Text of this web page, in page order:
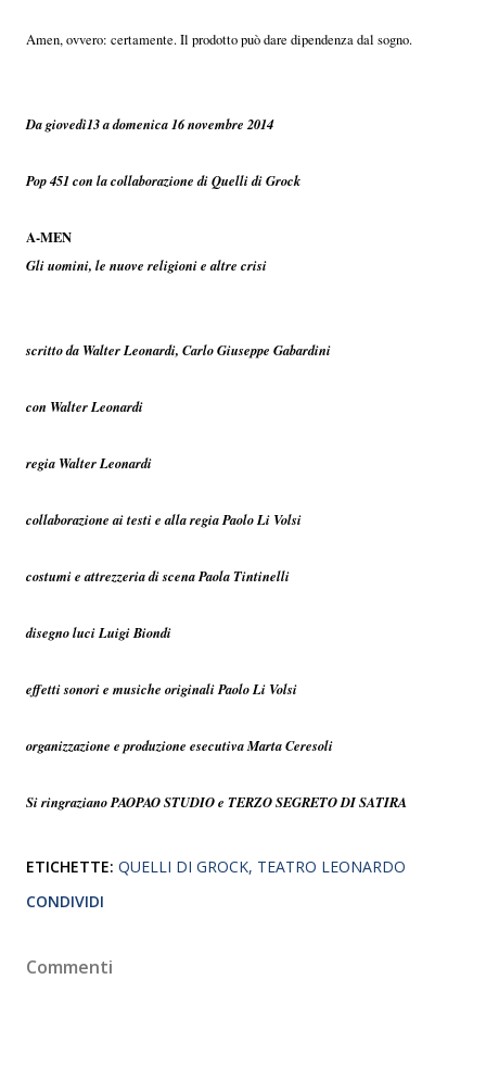
Amen, ovvero: certamente. Il prodotto può dare dipendenza dal sogno.
Da giovedì13 a domenica 16 novembre 2014
Pop 451 con la collaborazione di Quelli di Grock
A-MEN
Gli uomini, le nuove religioni e altre crisi
scritto da Walter Leonardi, Carlo Giuseppe Gabardini
con Walter Leonardi
regia Walter Leonardi
collaborazione ai testi e alla regia Paolo Li Volsi
costumi e attrezzeria di scena Paola Tintinelli
disegno luci Luigi Biondi
effetti sonori e musiche originali Paolo Li Volsi
organizzazione e produzione esecutiva Marta Ceresoli
Si ringraziano PAOPAO STUDIO e TERZO SEGRETO DI SATIRA
ETICHETTE: QUELLI DI GROCK TEATRO LEONARDO
CONDIVIDI
Commenti